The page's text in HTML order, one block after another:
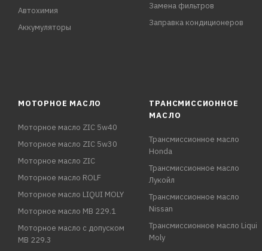
Автохимия
Аккумуляторы
Замена фильтров
Заправка кондиционеров
МОТОРНОЕ МАСЛО
Моторное масло ZIC 5w40
Моторное масло ZIC 5w30
Моторное масло ZIC
Моторное масло ROLF
Моторное масло LIQUI MOLY
Моторное масло MB 229.1
Моторное масло с допуском
MB 229.3
ТРАНСМИССИОННОЕ
МАСЛО
Трансмиссионное масло
Honda
Трансмиссионное масло
Лукойл
Трансмиссионное масло
Nissan
Трансмиссионное масло Liqui
Moly